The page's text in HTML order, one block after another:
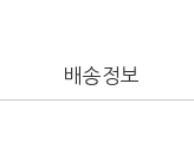
배송정보